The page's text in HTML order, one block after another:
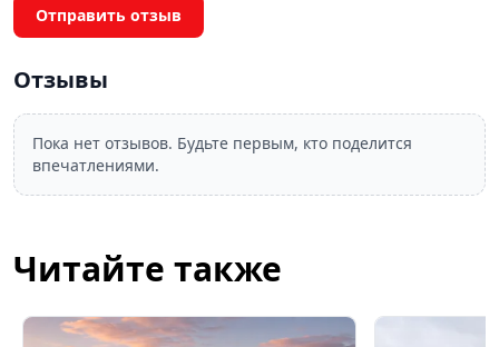
Отправить отзыв
Отзывы
Пока нет отзывов. Будьте первым, кто поделится
впечатлениями.
Читайте также